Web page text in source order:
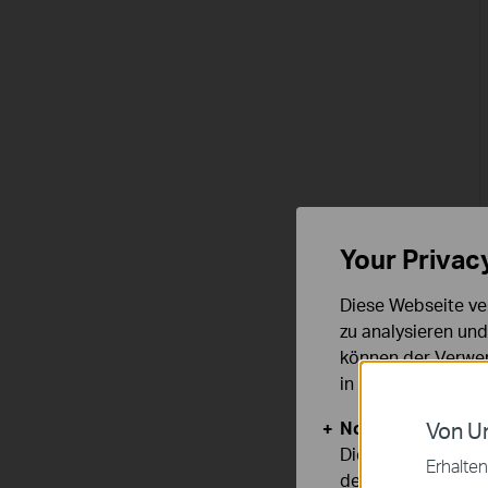
Von
Your
Diese Webseite
zu analysieren
können der
in unseren
Notwendige
Diese Cookies
deaktiviert werden.